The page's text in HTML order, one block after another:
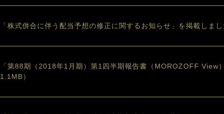
「株式併合に伴う配当予想の修正に関するお知らせ」を掲載しま
「第88期（2018年1月期）第1四半期報告書（MOROZOFF View
1.1MB）